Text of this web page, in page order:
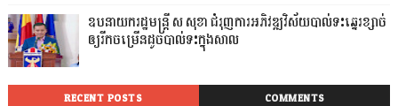
ឧបនាយករដ្ឋមន្ដ្រី ស សុខា ជំរុញការអភិវឌ្ឍវិស័យបាល់ទះឆ្នេរខ្សាច់
ឲ្យរីកចម្រើនដូចបាល់ទះក្នុងសាល
RECENT POSTS COMMENTS